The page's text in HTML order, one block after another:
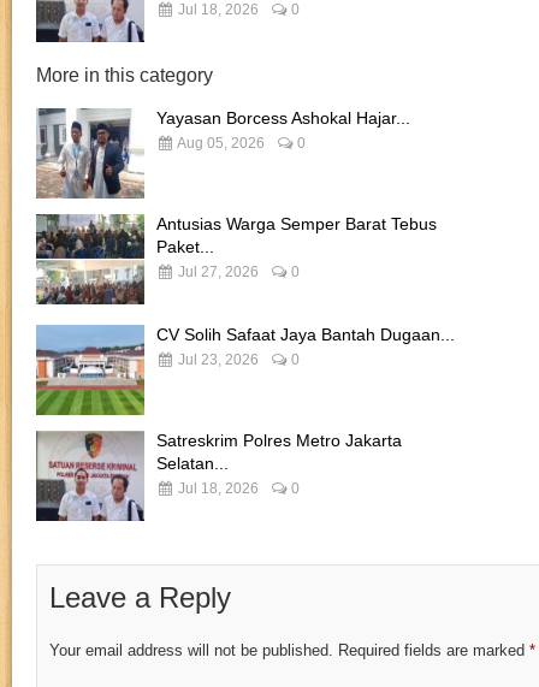
Jul 18, 2026 0
More in this category
Yayasan Borcess Ashokal Hajar...
Aug 05, 2026 0
Antusias Warga Semper Barat Tebus
Paket...
Jul 27, 2026 0
CV Solih Safaat Jaya Bantah Dugaan...
Jul 23, 2026 0
Satreskrim Polres Metro Jakarta
Selatan...
Jul 18, 2026 0
Leave a Reply
Your email address will not be published. Required fields are marked *